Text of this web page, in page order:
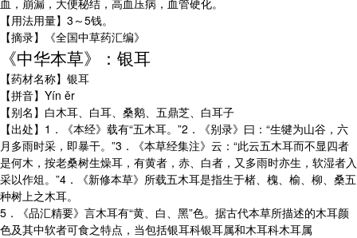
血，崩漏，大便秘结，高血压病，血管硬化。
【用法用量】3～5钱。
【摘录】《全国中草药汇编》
《中华本草》：银耳
【药材名称】银耳
【拼音】Yín ěr
【别名】白木耳、白耳、桑鹅、五鼎芝、白耳子
【出处】1．《本经》载有“五木耳。”2．《别录》曰：“生犍为山谷，六
月多雨时采，即暴干。”3．《本草经集注》云：“此云五木耳而不显四者
是何木，按老桑树生燥耳，有黄者，赤、白者，又多雨时亦生，软湿者入
采以作俎。”4．《新修本草》所载五木耳是指生于楮、槐、榆、柳、桑五
种树上之木耳。
5．《品汇精要》言木耳有“黄、白、黑”色。据古代本草所描述的木耳颜
色及其中软者可食之特点，当包括银耳科银耳属和木耳科木耳属